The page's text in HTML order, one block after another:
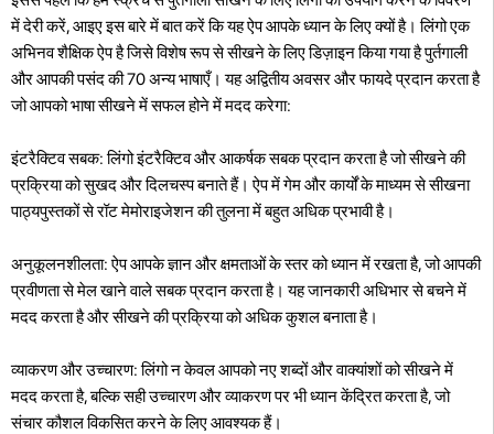
में देरी करें, आइए इस बारे में बात करें कि यह ऐप आपके ध्यान के लिए क्यों है। लिंगो एक
अभिनव शैक्षिक ऐप है जिसे विशेष रूप से सीखने के लिए डिज़ाइन किया गया है पुर्तगाली
और आपकी पसंद की 70 अन्य भाषाएँ। यह अद्वितीय अवसर और फायदे प्रदान करता है
जो आपको भाषा सीखने में सफल होने में मदद करेगा:
इंटरैक्टिव सबक: लिंगो इंटरैक्टिव और आकर्षक सबक प्रदान करता है जो सीखने की
प्रक्रिया को सुखद और दिलचस्प बनाते हैं। ऐप में गेम और कार्यों के माध्यम से सीखना
पाठ्यपुस्तकों से रॉट मेमोराइजेशन की तुलना में बहुत अधिक प्रभावी है।
अनुकूलनशीलता: ऐप आपके ज्ञान और क्षमताओं के स्तर को ध्यान में रखता है, जो आपकी
प्रवीणता से मेल खाने वाले सबक प्रदान करता है। यह जानकारी अधिभार से बचने में
मदद करता है और सीखने की प्रक्रिया को अधिक कुशल बनाता है।
व्याकरण और उच्चारण: लिंगो न केवल आपको नए शब्दों और वाक्यांशों को सीखने में
मदद करता है, बल्कि सही उच्चारण और व्याकरण पर भी ध्यान केंद्रित करता है, जो
संचार कौशल विकसित करने के लिए आवश्यक हैं।